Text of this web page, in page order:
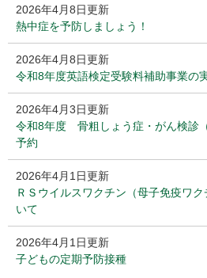
2026年4月8日更新
熱中症を予防しましょう！
2026年4月8日更新
令和8年度英語検定受験料補助事業の
2026年4月3日更新
令和8年度 骨粗しょう症・がん検診
予約
2026年4月1日更新
ＲＳウイルスワクチン（母子免疫ワ
いて
2026年4月1日更新
子どもの定期予防接種